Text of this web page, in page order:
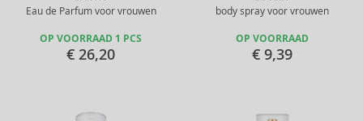
Eau de Parfum voor vrouwen
OP VOORRAAD 1 PCS
€ 26,20
body spray voor vrouwen
OP VOORRAAD
€ 9,39